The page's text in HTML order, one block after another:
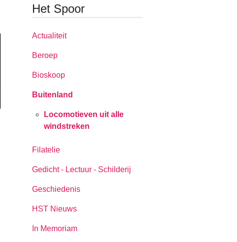
Het Spoor
Actualiteit
Beroep
Bioskoop
Buitenland
Locomotieven uit alle
windstreken
Filatelie
Gedicht - Lectuur - Schilderij
Geschiedenis
HST Nieuws
In Memoriam